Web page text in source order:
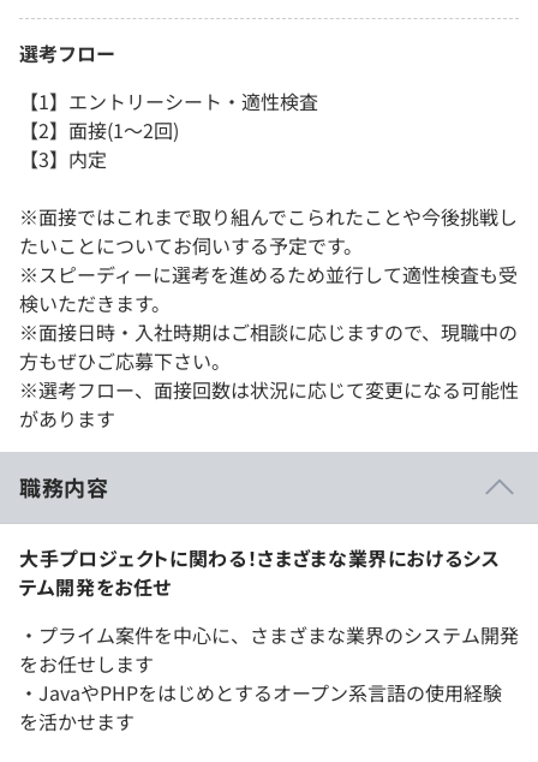
選考フロー
【1】エントリーシート・適性検査
【2】面接(1～2回)
【3】内定
※面接ではこれまで取り組んでこられたことや今後挑戦し
たいことについてお伺いする予定です。
※スピーディーに選考を進めるため並行して適性検査も受
検いただきます。
※面接日時・入社時期はご相談に応じますので、現職中の
方もぜひご応募下さい。
※選考フロー、面接回数は状況に応じて変更になる可能性
があります
職務内容
大手プロジェクトに関わる！さまざまな業界におけるシス
テム開発をお任せ
・プライム案件を中心に、さまざまな業界のシステム開発
をお任せします
・JavaやPHPをはじめとするオープン系言語の使用経験
を活かせます